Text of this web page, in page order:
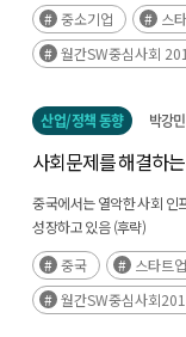
국한하지 않고 기업가정신
임무지향적 접근이 필요하
경제성장을 주도하는 ‘기업
실현하는 데 있어 기업가형
Summary Artificial
steam engine, electricity,
cannot realize economic
tangible products or
technical understanding
successful
high-level AI talents,
중소기업
스
월간SW중심사회
산업/정책 동향 박강민
사회문제를 해결하
중국에서는 열악한 사회 인
성장하고 있음 (후략)
중국
스타트업
월간SW중심사회